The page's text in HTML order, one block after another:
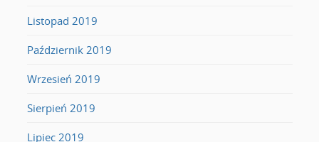
Listopad 2019
Październik 2019
Wrzesień 2019
Sierpień 2019
Lipiec 2019